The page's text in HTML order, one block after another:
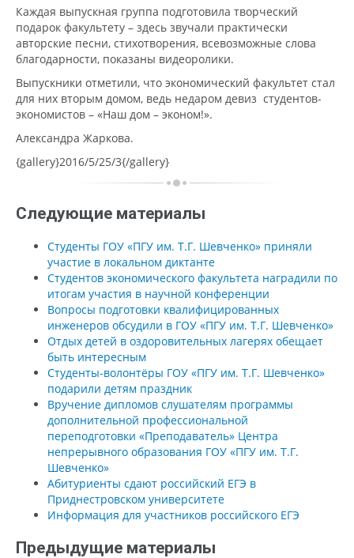
Каждая выпускная группа подготовила творческий
подарок факультету – здесь звучали практически
авторские песни, стихотворения, всевозможные слова
благодарности, показаны видеоролики.
Выпускники отметили, что экономический факультет стал
для них вторым домом, ведь недаром девиз студентов-
экономистов – «Наш дом – эконом!».
Александра Жаркова.
{gallery}2016/5/25/3{/gallery}
Следующие материалы
Студенты ГОУ «ПГУ им. Т.Г. Шевченко» приняли
участие в локальном диктанте
Студентов экономического факультета наградили по
итогам участия в научной конференции
Вопросы подготовки квалифицированных
инженеров обсудили в ГОУ «ПГУ им. Т.Г. Шевченко»
Отдых детей в оздоровительных лагерях обещает
быть интересным
Студенты-волонтёры ГОУ «ПГУ им. Т.Г. Шевченко»
подарили детям праздник
Вручение дипломов слушателям программы
дополнительной профессиональной
переподготовки «Преподаватель» Центра
непрерывного образования ГОУ «ПГУ им. Т.Г.
Шевченко»
Абитуриенты сдают российский ЕГЭ в
Приднестровском университете
Информация для участников российского ЕГЭ
Предыдущие материалы